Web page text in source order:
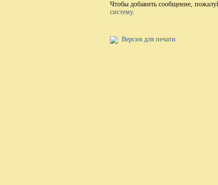
Чтобы добавить сообщение,
систему.
Версия для печати